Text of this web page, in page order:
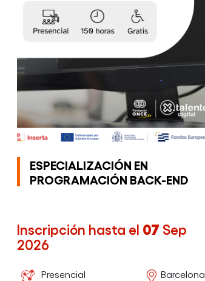
ESPECIALIZACIÓN EN
PROGRAMACIÓN BACK-END
Inscripción hasta el 07 Sep
2026
Presencial Barcelona